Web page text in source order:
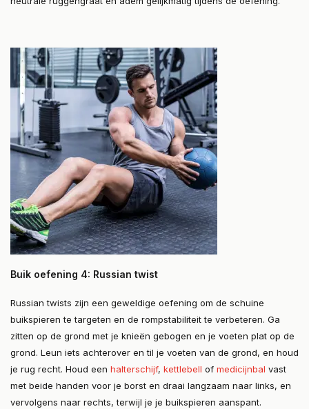
Buik oefening 4: Russian twist
Russian twists zijn een geweldige oefening om de schuine
buikspieren te targeten en de rompstabiliteit te verbeteren. Ga
zitten op de grond met je knieën gebogen en je voeten plat op de
grond. Leun iets achterover en til je voeten van de grond, en houd
je rug recht. Houd een halterschijf, kettlebell of medicijnbal vast
met beide handen voor je borst en draai langzaam naar links, en
vervolgens naar rechts, terwijl je je buikspieren aanspant.